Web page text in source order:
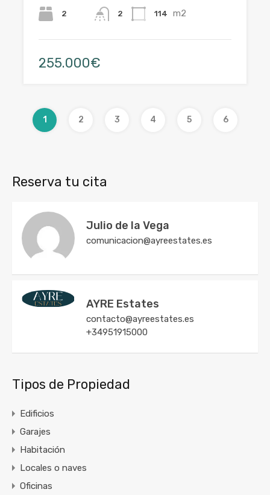
2 2 114 m2
255.000€
1 2 3 4 5 6
Reserva tu cita
Julio de la Vega
comunicacion@ayreestates.es
AYRE Estates
contacto@ayreestates.es
+34951915000
Tipos de Propiedad
Edificios
Garajes
Habitación
Locales o naves
Oficinas